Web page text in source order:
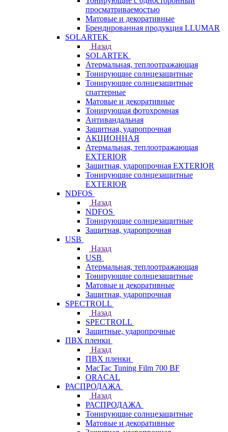
просматриваемостью
Матовые и декоративные
Брендированная продукция LLUMAR
SOLARTEK
Назад
SOLARTEK
Атермальная, теплоотражающая
Тонирующие солнцезащитные
Тонирующие солнцезащитные
спаттерные
Матовые и декоративные
Тонирующая фотохромная
Антивандальная
Защитная, ударопрочная
АКЦИОННАЯ
Атермальная, теплоотражающая
EXTERIOR
Защитная, ударопрочная EXTERIOR
Тонирующие солнцезащитные
EXTERIOR
NDFOS
Назад
NDFOS
Тонирующие солнцезащитные
Защитная, ударопрочная
USB
Назад
USB
Атермальная, теплоотражающая
Тонирующие солнцезащитные
Матовые и декоративные
Защитная, ударопрочная
SPECTROLL
Назад
SPECTROLL
Защитные, ударопрочные
ПВХ пленки
Назад
ПВХ пленки
MacTac Tuning Film 700 BF
ORACAL
РАСПРОДАЖА
Назад
РАСПРОДАЖА
Тонирующие солнцезащитные
Матовые и декоративные